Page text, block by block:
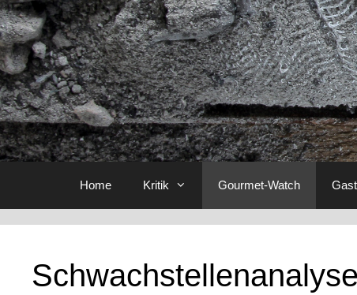
Home Kritik Gourmet-Watch